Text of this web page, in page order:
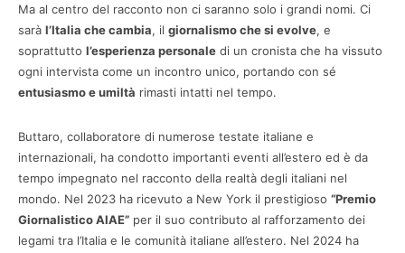
Ma al centro del racconto non ci saranno solo i grandi nomi. Ci
sarà l’Italia che cambia, il giornalismo che si evolve, e
soprattutto l’esperienza personale di un cronista che ha vissuto
ogni intervista come un incontro unico, portando con sé
entusiasmo e umiltà rimasti intatti nel tempo.
Buttaro, collaboratore di numerose testate italiane e
internazionali, ha condotto importanti eventi all’estero ed è da
tempo impegnato nel racconto della realtà degli italiani nel
mondo. Nel 2023 ha ricevuto a New York il prestigioso “Premio
Giornalistico AIAE” per il suo contributo al rafforzamento dei
legami tra l’Italia e le comunità italiane all’estero. Nel 2024 ha